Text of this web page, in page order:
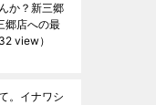
か？新三郷
郷店への最
32 view）
。イナワシ